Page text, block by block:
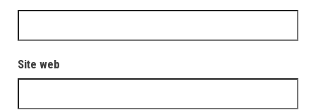
Site web